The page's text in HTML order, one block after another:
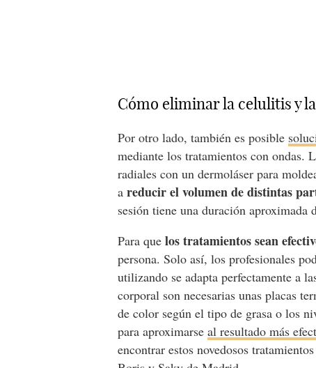
Cómo eliminar la celulitis y
Por otro lado, también es posible
mediante los tratamientos con ondas.
radiales con un dermoláser para
areducir el volumen de distintas
sesión tiene una duración aproximada
Para quelos tratamientos sean
persona. Solo así, los profesionales
utilizando se adapta perfectamente a
corporal son necesarias unas placas
de color según el tipo de grasa o los
para aproximarseal resultado más
encontrar estos novedosos